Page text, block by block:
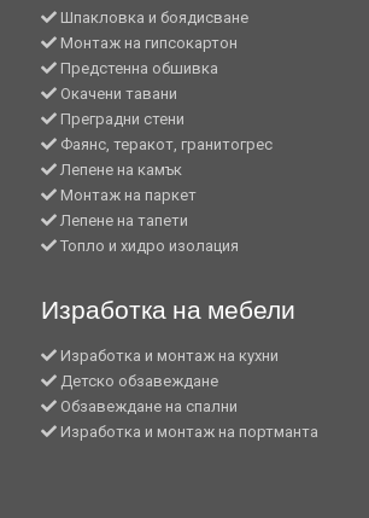
Шпакловка и боядисване
Монтаж на гипсокартон
Предстенна обшивка
Окачени тавани
Преградни стени
Фаянс, теракот, гранитогрес
Лепене на камък
Монтаж на паркет
Лепене на тапети
Топло и хидро изолация
Изработка на мебели
Изработка и монтаж на кухни
Детско обзавеждане
Обзавеждане на спални
Изработка и монтаж на портманта